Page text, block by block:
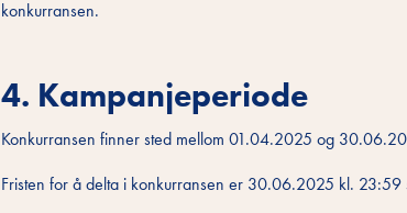
konkurransen.
4. Kampanjeperiode
Konkurransen finner sted mellom 01.04.2025 og
Fristen for å delta i konkurransen er 30.06.2025 kl. 23:59